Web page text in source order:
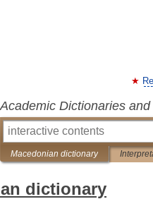
Academic Dictionaries
Macedonian dictionary
dictionary